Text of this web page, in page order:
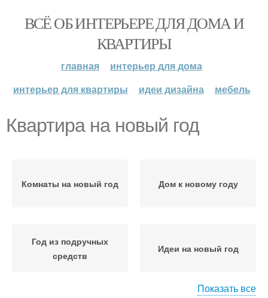
ВСЁ ОБ ИНТЕРЬЕРЕ ДЛЯ ДОМА И
КВАРТИРЫ
главная
интерьер для дома
интерьер для квартиры
идеи дизайна мебель
Квартира на новый год
Комнаты на новый год Дом к новому году
Год из подручных
средств
Идеи на новый год
Показать все